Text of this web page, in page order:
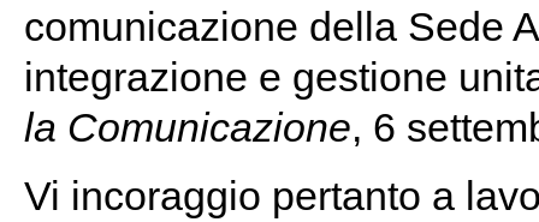
comunicazione della Sede
integrazione e gestione
la Comunicazione, 6
Vi incoraggio pertanto a